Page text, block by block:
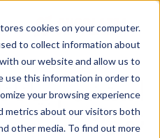
cookies on your computer.
to collect information about
our website and allow us to
use this information in order to
your browsing experience
metrics about our visitors both
other media. To find out more
استخدم
نموك